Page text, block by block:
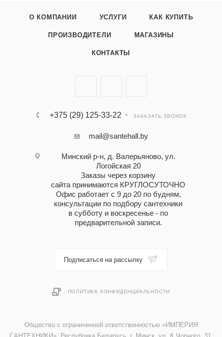
О КОМПАНИИ УСЛУГИ КАК КУПИТЬ
ПРОИЗВОДИТЕЛИ МАГАЗИНЫ
КОНТАКТЫ
+375 (29) 125-33-22 ЗАКАЗАТЬ ЗВОНОК
mail@santehall.by
Минский р-н, д. Валерьяново, ул.
Логойская 20
Заказы через корзину
сайта принимаются КРУГЛОСУТОЧНО
Офис работает с 9 до 20 по будням,
консультации по подбору сантехники
в субботу и воскресенье - по
предварительной записи.
Подписаться на рассылку
ПОЛИТИКА КОНФИДЕНЦИАЛЬНОСТИ
Общество с ограниченной ответственностью «ИМПЕРИЯ